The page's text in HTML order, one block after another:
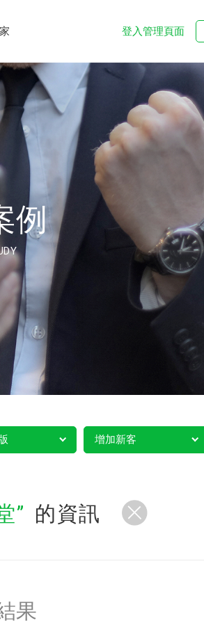
登入管理頁面
例
增加新客
的資訊
果